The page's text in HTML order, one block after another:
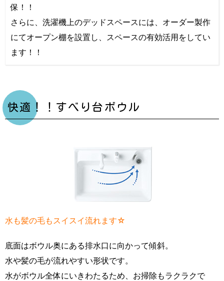
保！！
さらに、洗濯機上のデッドスペースには、オーダー製作
にてオープン棚を設置し、スペースの有効活用をしてい
ます！！
快適！！すべり台ボウル
水も髪の毛もスイスイ流れます☆
底面はボウル奥にある排水口に向かって傾斜。
水や髪の毛が流れやすい形状です。
水がボウル全体にいきわたるため、お掃除もラクラクで